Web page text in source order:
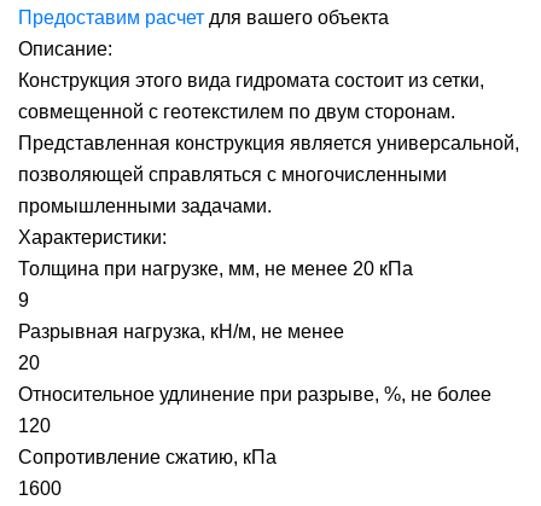
Предоставим расчет для вашего объекта
Описание:
Конструкция этого вида гидромата состоит из сетки,
совмещенной с геотекстилем по двум сторонам.
Представленная конструкция является универсальной,
позволяющей справляться с многочисленными
промышленными задачами.
Характеристики:
Толщина при нагрузке, мм, не менее 20 кПа
9
Разрывная нагрузка, кН/м, не менее
20
Относительное удлинение при разрыве, %, не более
120
Сопротивление сжатию, кПа
1600